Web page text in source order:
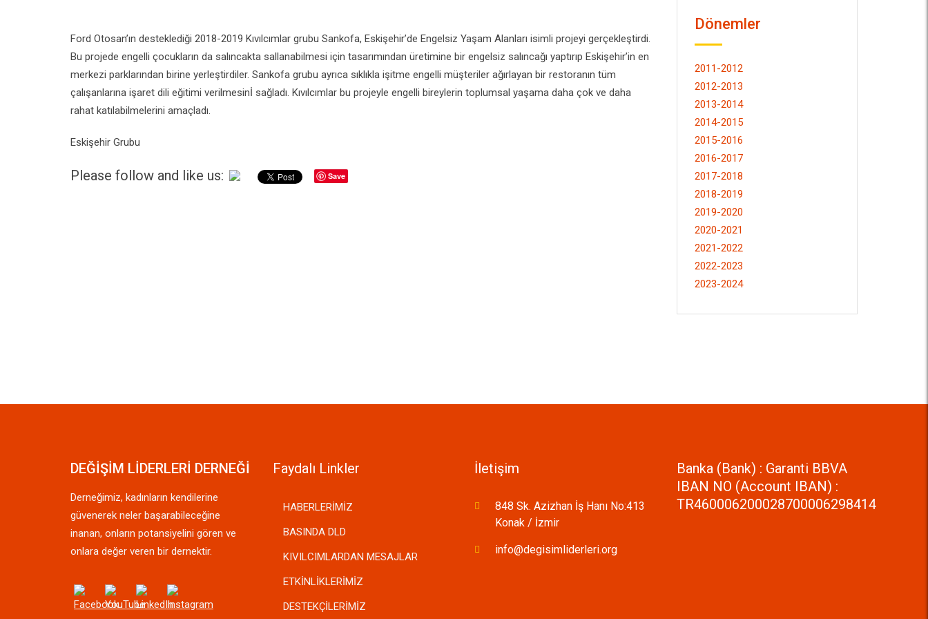
Ford Otosan’ın desteklediği 2018-2019 Kıvılcımlar grubu Sankofa, Eskişehir’de Engelsiz Yaşam Alanları isimli projeyi gerçekleştirdi.
Bu projede engelli çocukların da salıncakta sallanabilmesi için tasarımından üretimine bir engelsiz salıncağı yaptırıp Eskişehir’in en
merkezi parklarından birine yerleştirdiler. Sankofa grubu ayrıca sıklıkla işitme engelli müşteriler ağırlayan bir restoranın tüm
çalışanlarına işaret dili eğitimi verilmesinİ sağladı. Kıvılcımlar bu projeyle engelli bireylerin toplumsal yaşama daha çok ve daha
rahat katılabilmelerini amaçladı.
Eskişehir Grubu
Please follow and like us: Save
Dönemler
2011-2012
2012-2013
2013-2014
2014-2015
2015-2016
2016-2017
2017-2018
2018-2019
2019-2020
2020-2021
2021-2022
2022-2023
2023-2024
DEĞİŞİM LİDERLERİ DERNEĞİ
Derneğimiz, kadınların kendilerine
güvenerek neler başarabileceğine
inanan, onların potansiyelini gören ve
onlara değer veren bir dernektir.
Faydalı Linkler
HABERLERİMİZ
BASINDA DLD
KIVILCIMLARDAN MESAJLAR
ETKİNLİKLERİMİZ
DESTEKÇİLERİMİZ
İletişim
848 Sk. Azizhan İş Hanı No:413
Konak / İzmir
info@degisimliderleri.org
Banka (Bank) : Garanti BBVA
IBAN NO (Account IBAN) :
TR460006200028700006298414